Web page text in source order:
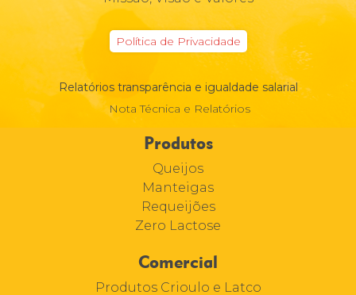
Política de Privacidade
Relatórios transparência e igualdade salarial
Nota Técnica e Relatórios
Produtos
Queijos
Manteigas
Requeijões
Zero Lactose
Comercial
Produtos Crioulo e Latco